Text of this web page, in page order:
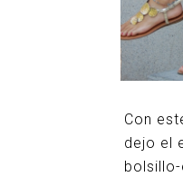
Con
dejo el